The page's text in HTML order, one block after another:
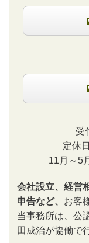
受
定休
11月～5
会社設立、経営
申告など、 お客
当事務所は、公
田成治が協働で